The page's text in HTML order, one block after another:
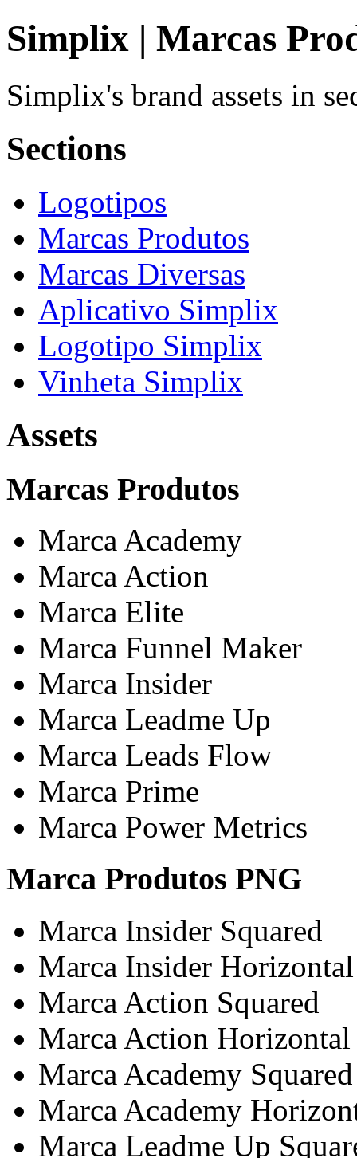
Simplix | Marcas
Simplix's brand assets in
Sections
Logotipos
Marcas Produtos
Marcas Diversas
Aplicativo Simplix
Logotipo Simplix
Vinheta Simplix
Assets
Marcas Produtos
Marca Academy
Marca Action
Marca Elite
Marca Funnel Maker
Marca Insider
Marca Leadme Up
Marca Leads Flow
Marca Prime
Marca Power Metrics
Marca Produtos PNG
Marca Insider Squared
Marca Insider Horizontal
Marca Action Squared
Marca Action Horizontal
Marca Academy Squared
Marca Academy
Marca Leadme Up